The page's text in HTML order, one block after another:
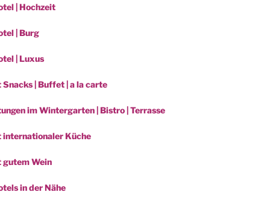
| Hochzeit
| Burg
| Luxus
Snacks | Buffet | a la carte
im Wintergarten | Bistro | Terrasse
internationaler Küche
gutem Wein
in der Nähe